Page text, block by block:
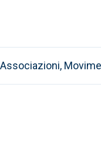
Associazioni,